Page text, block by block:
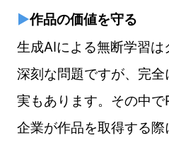
▶作品の価値を守る
生成AIによる無断学習
深刻な問題ですが、完
実もあります。その中で
企業が作品を取得する